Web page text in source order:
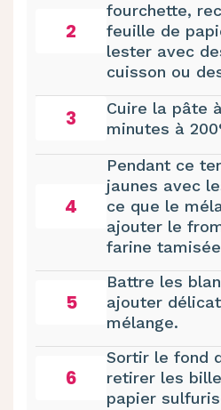
2
fourchette,
feuille de
lester avec
cuisson ou
3
Cuire la pâte
minutes à
4
Pendant ce
jaunes avec
ce que le
ajouter le
farine
5
Battre les
ajouter
mélange.
6
Sortir le fond
retirer les
papier